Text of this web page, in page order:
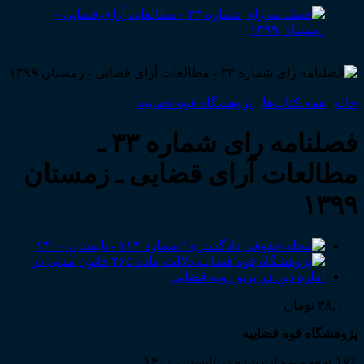
خانه / همه‌ـ‌کتاب‌ها / پژوهشگاه قوه قضاییه
فصلنامه رای شماره ۳۳ ـ
مطالعات آرای قضایی ـ زمستان
۱۳۹۹
۳۸,۰۰۰ تومان
پژوهشگاه قوه قضاییه